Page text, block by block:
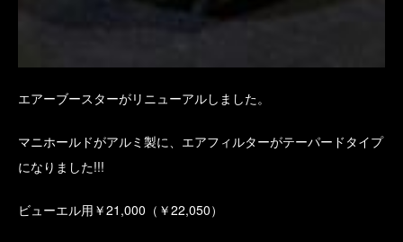
エアーブースターがリニューアルしました。
マニホールドがアルミ製に、エアフィルターがテーパードタイプ
になりました!!!
ビューエル用￥21,000（￥22,050）